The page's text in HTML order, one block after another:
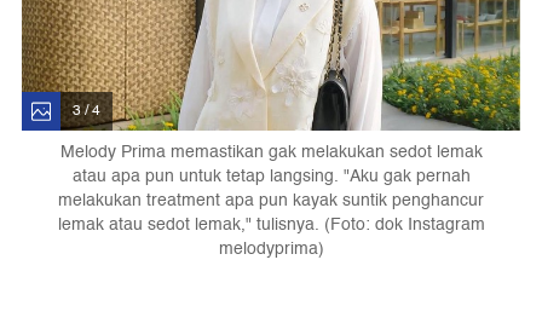
3 / 4
Melody Prima memastikan gak melakukan sedot lemak
atau apa pun untuk tetap langsing. "Aku gak pernah
melakukan treatment apa pun kayak suntik penghancur
lemak atau sedot lemak," tulisnya. (Foto: dok Instagram
melodyprima)